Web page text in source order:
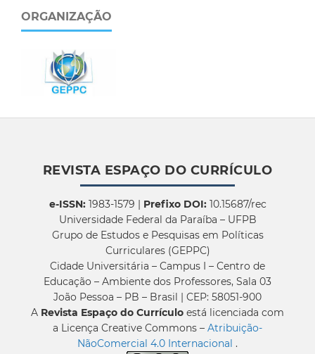
ORGANIZAÇÃO
REVISTA ESPAÇO DO CURRÍCULO
e-ISSN:1983-1579 | Prefixo DOI:10.15687/rec
Universidade Federal da Paraíba – UFPB
Grupo de Estudos e Pesquisas em Políticas
Curriculares (GEPPC)
Cidade Universitária – Campus I – Centro de
Educação – Ambiente dos Professores, Sala 03
João Pessoa – PB – Brasil | CEP: 58051-900
A Revista Espaço do Currículo está licenciada com
a Licença Creative Commons – Atribuição-
NãoComercial 4.0 Internacional .